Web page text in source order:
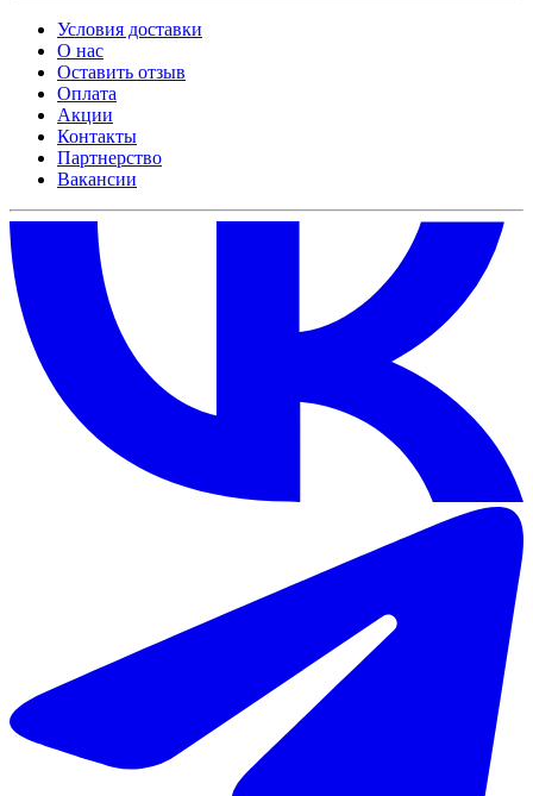
Условия доставки
О нас
Оставить отзыв
Оплата
Акции
Контакты
Партнерство
Вакансии